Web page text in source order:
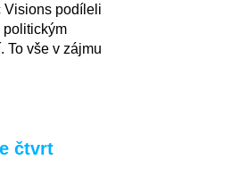
Visions podíleli
politickým
To vše v zájmu
čtvrt